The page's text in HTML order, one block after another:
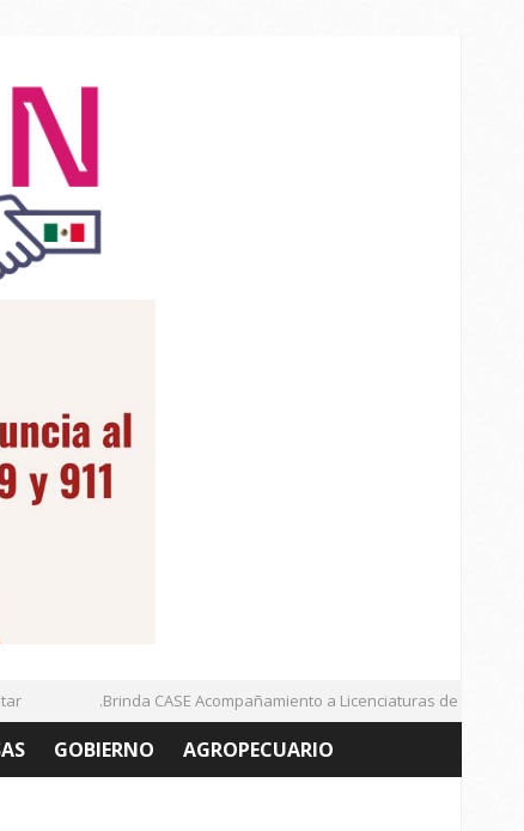
.Brinda CASE Acompañamiento a Licenciaturas de la UAZ
GOBIERNO AGROPECUARIO